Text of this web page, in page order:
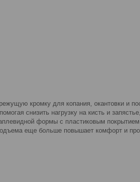
кромку для копания, окантовки и
снизить нагрузку на кисть и
формы с пластиковым
еще больше повышает комфорт и